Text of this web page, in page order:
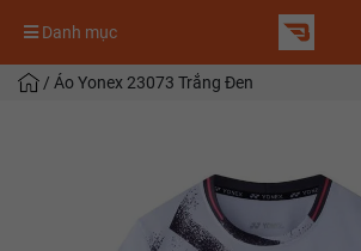
Danh mục
/ Áo Yonex 23073 Trắng Đen